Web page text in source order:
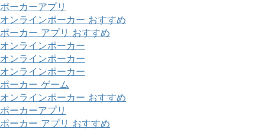
ポーカーアプリ
オンラインポーカー おすすめ
ポーカー アプリ おすすめ
オンラインポーカー
オンラインポーカー
オンラインポーカー
ポーカー ゲーム
オンラインポーカー おすすめ
ポーカーアプリ
ポーカー アプリ おすすめ